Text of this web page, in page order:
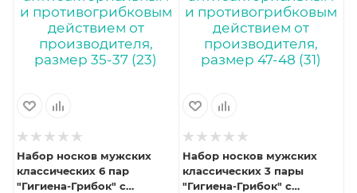
Набор носков мужских
классических 6 пар
"Гигиена-Грибок" с
Набор носков мужских
классических 3 пары
"Гигиена-Грибок" с